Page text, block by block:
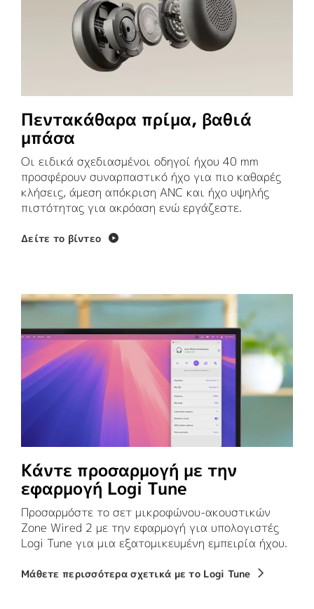
Πεντακάθαρα πρίμα, βαθιά
μπάσα
Οι ειδικά σχεδιασμένοι οδηγοί ήχου 40 mm
προσφέρουν συναρπαστικό ήχο για πιο καθαρές
κλήσεις, άμεση απόκριση ANC και ήχο υψηλής
πιστότητας για ακρόαση ενώ εργάζεστε.
Δείτε το βίντεο
Κάντε προσαρμογή με την
εφαρμογή Logi Tune
Προσαρμόστε το σετ μικροφώνου-ακουστικών
Zone Wired 2 με την εφαρμογή για υπολογιστές
Logi Tune για μια εξατομικευμένη εμπειρία ήχου.
Μάθετε περισσότερα σχετικά με το Logi Tune